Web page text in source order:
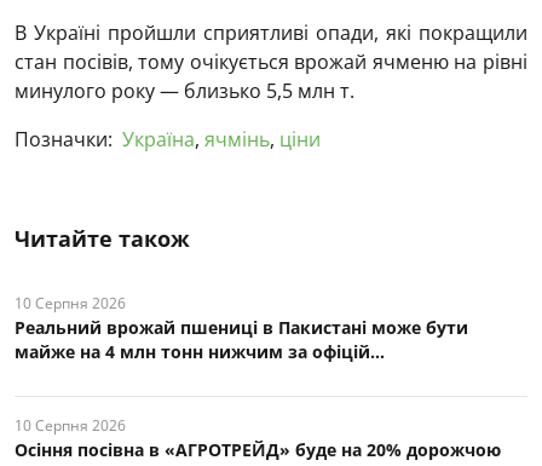
В Україні пройшли сприятливі опади, які покращили
стан посівів, тому очікується врожай ячменю на рівні
минулого року — близько 5,5 млн т.
Позначки: Україна, ячмінь, ціни
Читайте також
10 Серпня 2026
Реальний врожай пшениці в Пакистані може бути
майже на 4 млн тонн нижчим за офіцій...
10 Серпня 2026
Осіння посівна в «АГРОТРЕЙД» буде на 20% дорожчою